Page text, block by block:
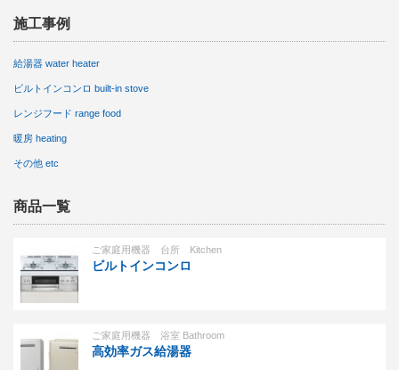
施工事例
給湯器 water heater
ビルトインコンロ built-in stove
レンジフード range food
暖房 heating
その他 etc
商品一覧
ご家庭用機器 台所 Kitchen
ビルトインコンロ
ご家庭用機器 浴室 Bathroom
高効率ガス給湯器